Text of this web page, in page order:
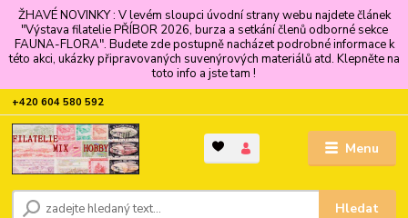
ŽHAVÉ NOVINKY : V levém sloupci úvodní strany webu najdete článek
"Výstava filatelie PŘÍBOR 2026, burza a setkání členů odborné sekce
FAUNA-FLORA". Budete zde postupně nacházet podrobné informace k
této akci, ukázky připravovaných suvenýrových materiálů atd. Klepněte na
toto info a jste tam !
Menu
Hledat
+420 604 580 592